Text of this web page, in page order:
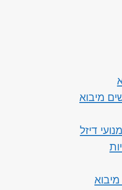
מיבוא
דיזל